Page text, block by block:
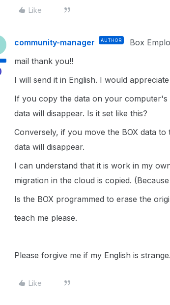
Like
community-manager AUTHOR Box
mail thank you!!
I will send it in English. I would
If you copy the data on your computer's
data will disappear. Is it set like this?
Conversely, if you move the BOX data
data will disappear.
I can understand that it is work in my
migration in the cloud is copied.
Is the BOX programmed to erase the
teach me please.
Please forgive me if my English is strange.
Like